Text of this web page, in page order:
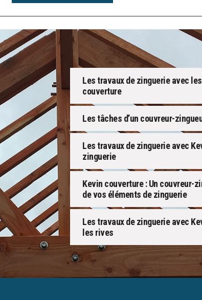
Les travaux de zinguerie avec
couverture
Les tâches d’un couvreur-
Les travaux de zinguerie avec
zinguerie
Kevin couverture : Un couvreur-
de vos éléments de zinguerie
Les travaux de zinguerie avec
les rives